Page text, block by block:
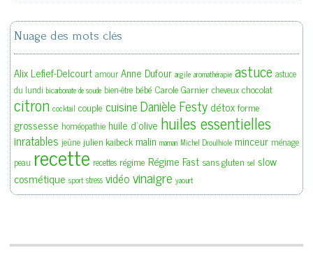
Nuage des mots clés
Alix Lefief-Delcourt amour Anne Dufour argile aromathérapie astuce astuce
du lundi bicarbonate de soude bien-être bébé Carole Garnier cheveux chocolat
citron cocktail couple cuisineDanièle Festy détoxforme
grossesse homéopathie huile d'olive huiles essentielles
inratables jeûne julien kaibeck malin maman Michel Droulhiole minceur ménage
peau recette recettes régime Régime Fast sans gluten sel slow
cosmétique sport stress vidéovinaigre yaourt